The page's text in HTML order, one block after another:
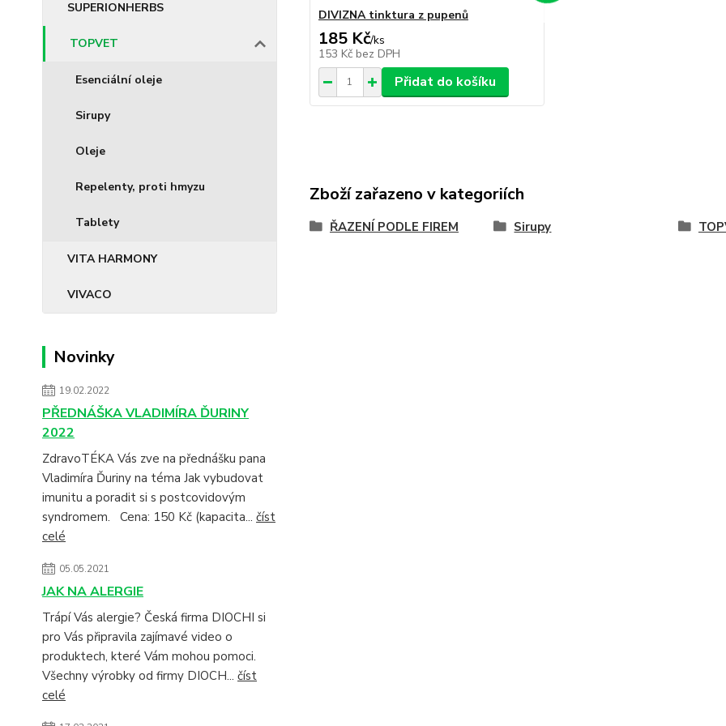
SUPERIONHERBS
TOPVET
Esenciální oleje
Sirupy
Oleje
Repelenty, proti hmyzu
Tablety
VITA HARMONY
VIVACO
Novinky
19.02.2022
PŘEDNÁŠKA VLADIMÍRA ĎURINY
2022
ZdravoTÉKA Vás zve na přednášku pana
Vladimíra Ďuriny na téma Jak vybudovat
imunitu a poradit si s postcovidovým
syndromem. Cena: 150 Kč (kapacita... číst
celé
05.05.2021
JAK NA ALERGIE
Trápí Vás alergie? Česká firma DIOCHI si
pro Vás připravila zajímavé video o
produktech, které Vám mohou pomoci.
Všechny výrobky od firmy DIOCH... číst
celé
DIVIZNA tinktura z pupenů
185 Kč/ks
153 Kč bez DPH
Přidat do košíku
Zboží zařazeno v kategoriích
ŘAZENÍ PODLE FIREM Sirupy